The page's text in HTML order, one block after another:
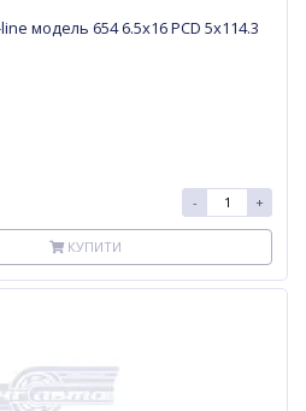
модель 654 6.5х16 PCD 5x114.3
- +
КУПИТИ